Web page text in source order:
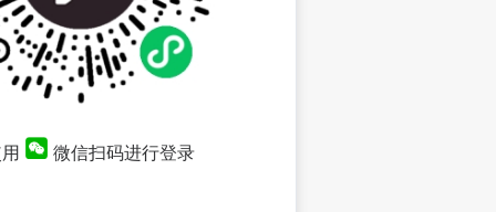
微信扫码进行登录